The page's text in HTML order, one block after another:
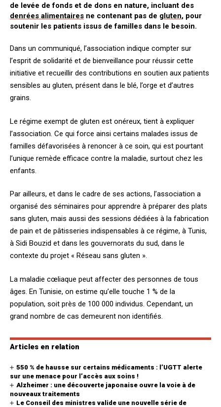
de levée de fonds et de dons en nature, incluant des
denrées alimentaires ne contenant pas de gluten, pour
soutenir les patients issus de familles dans le besoin.
Dans un communiqué, l’association indique compter sur
l’esprit de solidarité et de bienveillance pour réussir cette
initiative et recueillir des contributions en soutien aux patients
sensibles au gluten, présent dans le blé, l’orge et d’autres
grains.
Le régime exempt de gluten est onéreux, tient à expliquer
l’association. Ce qui force ainsi certains malades issus de
familles défavorisées à renoncer à ce soin, qui est pourtant
l’unique remède efficace contre la maladie, surtout chez les
enfants.
Par ailleurs, et dans le cadre de ses actions, l’association a
organisé des séminaires pour apprendre à préparer des plats
sans gluten, mais aussi des sessions dédiées à la fabrication
de pain et de pâtisseries indispensables à ce régime, à Tunis,
à Sidi Bouzid et dans les gouvernorats du sud, dans le
contexte du projet « Réseau sans gluten ».
La maladie cœliaque peut affecter des personnes de tous
âges. En Tunisie, on estime qu’elle touche 1 % de la
population, soit près de 100 000 individus. Cependant, un
grand nombre de cas demeurent non identifiés.
Articles en relation
550 % de hausse sur certains médicaments : l’UGTT alerte
sur une menace pour l’accès aux soins !
Alzheimer : une découverte japonaise ouvre la voie à de
nouveaux traitements
Le Conseil des ministres valide une nouvelle série de